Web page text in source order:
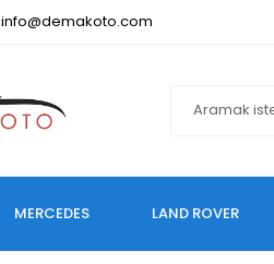
info@demakoto.com
MERCEDES LAND ROVER